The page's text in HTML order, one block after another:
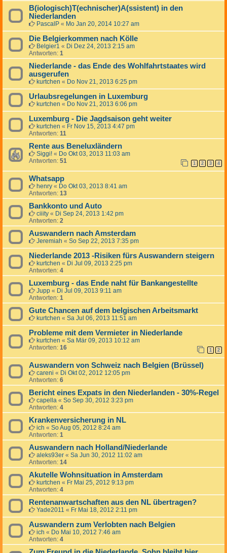
B(iologisch)T(echnischer)A(ssistent) in den
Niederlanden
PascalP « Mo Jan 20, 2014 10:27 am
Die Belgierkommen nach Kölle
Belgier1 « Di Dez 24, 2013 2:15 am
Antworten: 1
Niederlande - das Ende des Wohlfahrtstaates wird
ausgerufen
kurtchen « Do Nov 21, 2013 6:25 pm
Urlaubsregelungen in Luxemburg
kurtchen « Do Nov 21, 2013 6:06 pm
Luxemburg - Die Jagdsaison geht weiter
kurtchen « Fr Nov 15, 2013 4:47 pm
Antworten: 11
Rente aus Beneluxländern
Siggi! « Do Okt 03, 2013 11:03 am
Antworten: 51 1 2 3 4
Whatsapp
henry « Do Okt 03, 2013 8:41 am
Antworten: 13
Bankkonto und Auto
ciiity « Di Sep 24, 2013 1:42 pm
Antworten: 2
Auswandern nach Amsterdam
Jeremiah « So Sep 22, 2013 7:35 pm
Niederlande 2013 -Risiken fürs Auswandern steigern
kurtchen « Di Jul 09, 2013 2:25 pm
Antworten: 4
Luxemburg - das Ende naht für Bankangestellte
Jupp « Di Jul 09, 2013 9:11 am
Antworten: 1
Gute Chancen auf dem belgischen Arbeitsmarkt
kurtchen « Sa Jul 06, 2013 11:51 am
Probleme mit dem Vermieter in Niederlande
kurtchen « Sa Mär 09, 2013 10:12 am
Antworten: 16 1 2
Auswandern von Schweiz nach Belgien (Brüssel)
careni « Di Okt 02, 2012 12:05 pm
Antworten: 6
Bericht eines Expats in den Niederlanden - 30%-Regel
capella « So Sep 30, 2012 3:23 pm
Antworten: 4
Krankenversicherung in NL
ich « So Aug 05, 2012 8:24 am
Antworten: 1
Auswandern nach Holland/Niederlande
aleks93er « Sa Jun 30, 2012 11:02 am
Antworten: 14
Akutelle Wohnsituation in Amsterdam
kurtchen « Fr Mai 25, 2012 9:13 pm
Antworten: 4
Rentenanwartschaften aus den NL übertragen?
Yade2011 « Fr Mai 18, 2012 2:11 pm
Auswandern zum Verlobten nach Belgien
ich « Do Mai 10, 2012 7:46 am
Antworten: 4